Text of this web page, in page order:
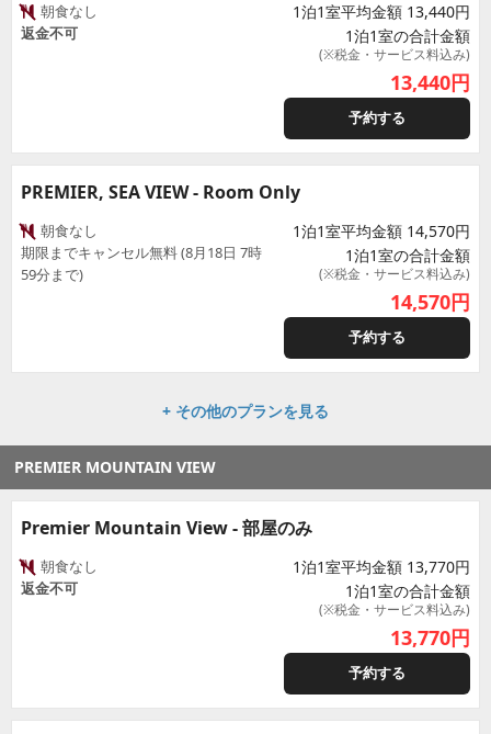
朝食なし
返金不可
1泊1室平均金額 13,440円
1泊1室の合計金額
(※税金・サービス料込み)
13,440円
予約する
PREMIER, SEA VIEW - Room Only
朝食なし
期限までキャンセル無料 (8月18日 7時
59分まで)
1泊1室平均金額 14,570円
1泊1室の合計金額
(※税金・サービス料込み)
14,570円
予約する
+ その他のプランを見る
PREMIER MOUNTAIN VIEW
Premier Mountain View - 部屋のみ
朝食なし
返金不可
1泊1室平均金額 13,770円
1泊1室の合計金額
(※税金・サービス料込み)
13,770円
予約する